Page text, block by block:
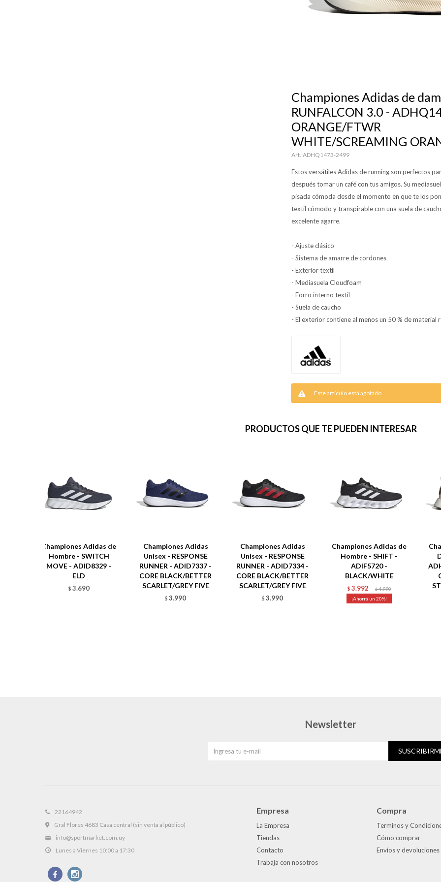
Championes Adidas de
RUNFALCON 3.0 -
ORANGE/FTWR
WHITE/SCREAMING
ADHQ1473-2499
Estos versátiles Adidas de running son perfectos
después tomar un café con tus amigos. Su
pisada cómoda desde el momento en que te los
textil cómodo y transpirable con una suela de
excelente agarre.
- Ajuste clásico
- Sistema de amarre de cordones
- Exterior textil
- Mediasuela Cloudfoam
- Forro interno textil
- Suela de caucho
- El exterior contiene al menos un 50 % de material
Este artículo está agotado.
PRODUCTOS QUE TE PUEDEN INTERESAR
Championes Adidas de
Hombre - SWITCH
MOVE - ADID8329 -
ELD
$ 3.690
Championes Adidas
Unisex - RESPONSE
RUNNER - ADID7337 -
CORE BLACK/BETTER
SCARLET/GREY FIVE
$ 3.990
Championes Adidas
Unisex - RESPONSE
RUNNER - ADID7334 -
CORE BLACK/BETTER
SCARLET/GREY FIVE
$ 3.990
Championes Adidas de
Hombre - SHIFT -
ADIF5720 -
BLACK/WHITE
$ 3.992 $ 4.990
20
22164942
Gral Flores 4683 Casa central (sin venta al público)
info@sportmarket.com.uy
Lunes a Viernes 10:00 a 17:30
 
Empresa
La Empresa
Tiendas
Contacto
Trabaja con nosotros
Compra
Terminos y
Cómo comprar
Envíos y devoluciones
Newsletter